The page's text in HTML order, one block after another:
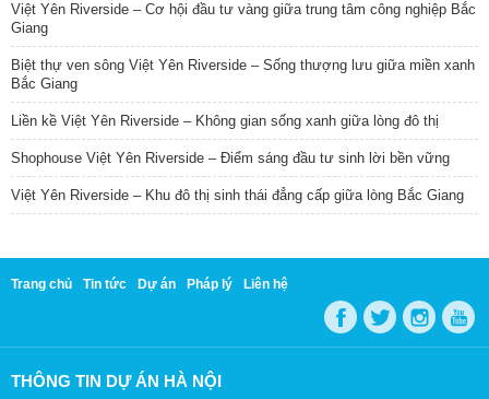
Việt Yên Riverside – Cơ hội đầu tư vàng giữa trung tâm công nghiệp Bắc
Giang
Biệt thự ven sông Việt Yên Riverside – Sống thượng lưu giữa miền xanh
Bắc Giang
Liền kề Việt Yên Riverside – Không gian sống xanh giữa lòng đô thị
Shophouse Việt Yên Riverside – Điểm sáng đầu tư sinh lời bền vững
Việt Yên Riverside – Khu đô thị sinh thái đẳng cấp giữa lòng Bắc Giang
Trang chủ Tin tức Dự án Pháp lý Liên hệ
THÔNG TIN DỰ ÁN HÀ NỘI